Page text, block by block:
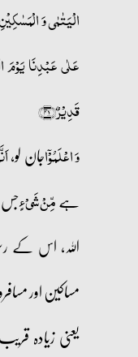
الۡیَتٰمٰی وَ
عَلٰی عَبۡدِنَا یَوۡمَ
قَدِیۡرٌ﴿۴۱﴾
وَ اعۡلَمُوۡۤاجان لو،
ہےمِّنۡ شَیۡءٍ
اللہ، اس کے
مساکین اور
یعنی زیادہ